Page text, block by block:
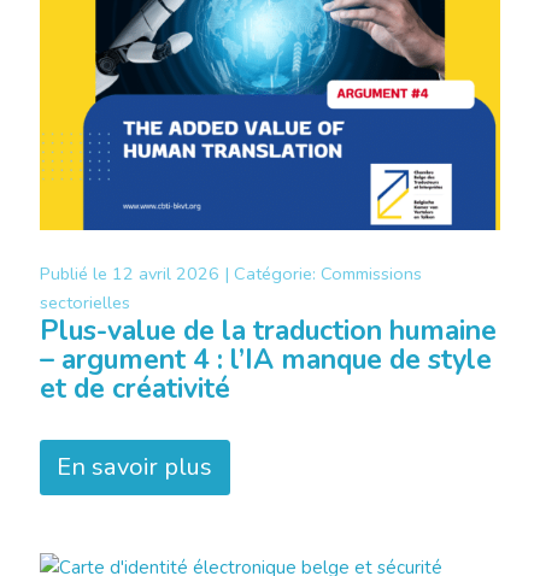
Publié le 12 avril 2026 | Catégorie: Commissions
sectorielles
Plus-value de la traduction humaine
– argument 4 : l’IA manque de style
et de créativité
En savoir plus